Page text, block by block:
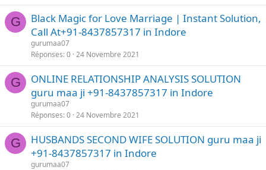
G
Black Magic for Love Marriage | Instant Solution,
Call At+91-8437857317 in Indore
gurumaa07
Réponses 0 24 Novembre 2021
G
ONLINE RELATIONSHIP ANALYSIS SOLUTION
guru maa ji +91-8437857317 in Indore
gurumaa07
Réponses 0 24 Novembre 2021
G
HUSBANDS SECOND WIFE SOLUTION guru maa ji
+91-8437857317 in Indore
gurumaa07